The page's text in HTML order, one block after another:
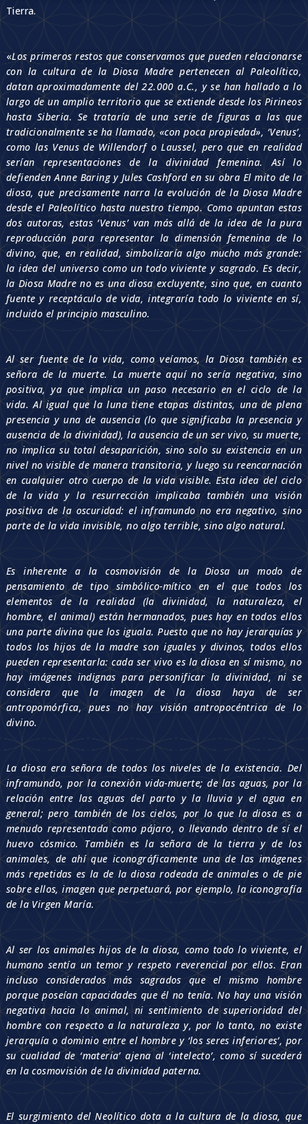
Tierra.
«Los primeros restos que conservamos que pueden relacionarse
con la cultura de la Diosa Madre pertenecen al Paleolítico,
datan aproximadamente del 22.000 a.C., y se han hallado a lo
largo de un amplio territorio que se extiende desde los Pirineos
hasta Siberia. Se trataría de una serie de figuras a las que
tradicionalmente se ha llamado, «con poca propiedad», ‘Venus’,
como las Venus de Willendorf o Laussel, pero que en realidad
serían representaciones de la divinidad femenina. Así lo
defienden Anne Baring y Jules Cashford en su obra El mito de la
diosa, que precisamente narra la evolución de la Diosa Madre
desde el Paleolítico hasta nuestro tiempo. Como apuntan estas
dos autoras, estas ‘Venus’ van más allá de la idea de la pura
reproducción para representar la dimensión femenina de lo
divino, que, en realidad, simbolizaría algo mucho más grande:
la idea del universo como un todo viviente y sagrado. Es decir,
la Diosa Madre no es una diosa excluyente, sino que, en cuanto
fuente y receptáculo de vida, integraría todo lo viviente en sí,
incluido el principio masculino.
Al ser fuente de la vida, como veíamos, la Diosa también es
señora de la muerte. La muerte aquí no sería negativa, sino
positiva, ya que implica un paso necesario en el ciclo de la
vida. Al igual que la luna tiene etapas distintas, una de plena
presencia y una de ausencia (lo que significaba la presencia y
ausencia de la divinidad), la ausencia de un ser vivo, su muerte,
no implica su total desaparición, sino solo su existencia en un
nivel no visible de manera transitoria, y luego su reencarnación
en cualquier otro cuerpo de la vida visible. Esta idea del ciclo
de la vida y la resurrección implicaba también una visión
positiva de la oscuridad: el inframundo no era negativo, sino
parte de la vida invisible, no algo terrible, sino algo natural.
Es inherente a la cosmovisión de la Diosa un modo de
pensamiento de tipo simbólico-mítico en el que todos los
elementos de la realidad (la divinidad, la naturaleza, el
hombre, el animal) están hermanados, pues hay en todos ellos
una parte divina que los iguala. Puesto que no hay jerarquías y
todos los hijos de la madre son iguales y divinos, todos ellos
pueden representarla: cada ser vivo es la diosa en sí mismo, no
hay imágenes indignas para personificar la divinidad, ni se
considera que la imagen de la diosa haya de ser
antropomórfica, pues no hay visión antropocéntrica de lo
divino.
La diosa era señora de todos los niveles de la existencia. Del
inframundo, por la conexión vida-muerte; de las aguas, por la
relación entre las aguas del parto y la lluvia y el agua en
general; pero también de los cielos, por lo que la diosa es a
menudo representada como pájaro, o llevando dentro de sí el
huevo cósmico. También es la señora de la tierra y de los
animales, de ahí que iconográficamente una de las imágenes
más repetidas es la de la diosa rodeada de animales o de pie
sobre ellos, imagen que perpetuará, por ejemplo, la iconografía
de la Virgen María.
Al ser los animales hijos de la diosa, como todo lo viviente, el
humano sentía un temor y respeto reverencial por ellos. Eran
incluso considerados más sagrados que el mismo hombre
porque poseían capacidades que él no tenía. No hay una visión
negativa hacia lo animal, ni sentimiento de superioridad del
hombre con respecto a la naturaleza y, por lo tanto, no existe
jerarquía o dominio entre el hombre y ‘los seres inferiores’, por
su cualidad de ‘materia’ ajena al ‘intelecto’, como sí sucederá
en la cosmovisión de la divinidad paterna.
El surgimiento del Neolítico dota a la cultura de la diosa, que